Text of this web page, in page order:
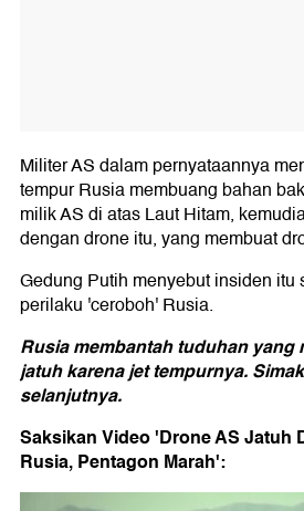
Militer AS dalam pernyataannya
tempur Rusia membuang bahan
milik AS di atas Laut Hitam,
dengan drone itu, yang membuat
Gedung Putih menyebut insiden itu
perilaku 'ceroboh' Rusia.
Rusia membantah tuduhan yang
jatuh karena jet tempurnya.
selanjutnya.
Saksikan Video 'Drone AS Jatuh
Rusia, Pentagon Marah':